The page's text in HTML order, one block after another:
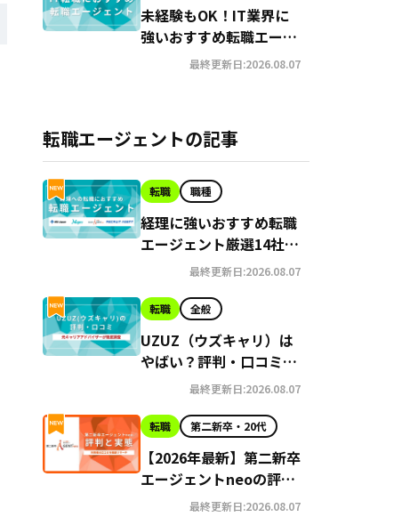
未経験もOK！IT業界に
強いおすすめ転職エージ
ェント19社【2026年最
最終更新日:2026.08.07
転職エージェントの記事
転職 職種
経理に強いおすすめ転職
エージェント厳選14社｜
未経験者向けのサービス
最終更新日:2026.08.07
転職 全般
UZUZ（ウズキャリ）は
やばい？評判・口コミを
プロが徹底解説
最終更新日:2026.08.07
転職 第二新卒・20代
【2026年最新】第二新卒
エージェントneoの評判
はやばい？Google口コ
最終更新日:2026.08.07